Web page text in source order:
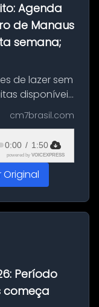
Agenda
de Manaus
semana;
de lazer sem
disponíveis
feira
cm7brasil.com
0:00 / 1:50
powered by VOICEXPRESS
Original
Período
começa